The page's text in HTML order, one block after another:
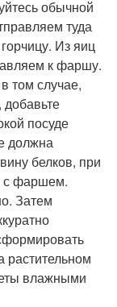
обычной
туда
Из яиц
к фаршу.
том случае,
посуде
должна
белков, при
с фаршем.
Затем
растительном
влажными